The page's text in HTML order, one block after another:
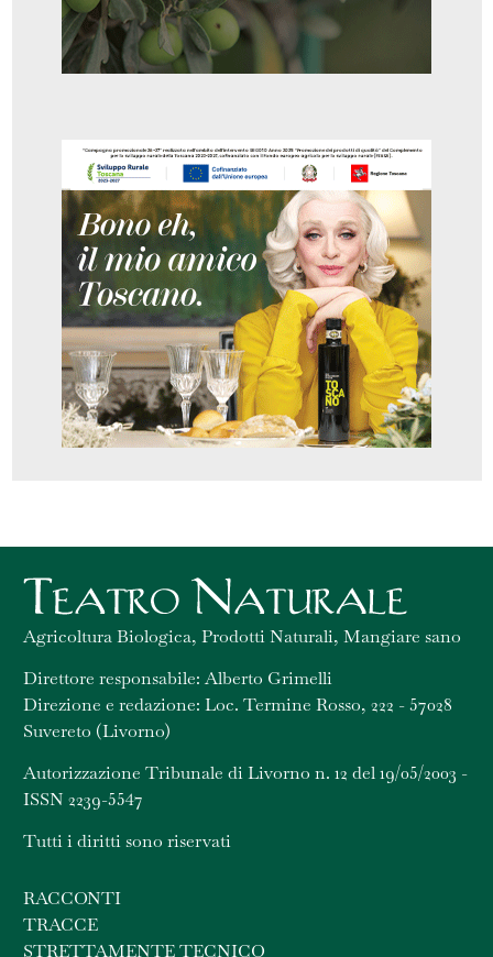
Agricoltura Biologica, Prodotti Naturali, Mangiare sano
Direttore responsabile: Alberto Grimelli
Direzione e redazione: Loc. Termine Rosso, 222 - 57028
Suvereto (Livorno)
Autorizzazione Tribunale di Livorno n. 12 del 19/05/2003 -
ISSN 2239-5547
Tutti i diritti sono riservati
RACCONTI
TRACCE
STRETTAMENTE TECNICO